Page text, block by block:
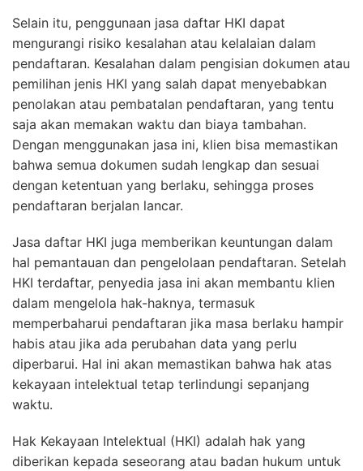
Selain itu, penggunaan jasa daftar HKI dapat
mengurangi risiko kesalahan atau kelalaian dalam
pendaftaran. Kesalahan dalam pengisian dokumen atau
pemilihan jenis HKI yang salah dapat menyebabkan
penolakan atau pembatalan pendaftaran, yang tentu
saja akan memakan waktu dan biaya tambahan.
Dengan menggunakan jasa ini, klien bisa memastikan
bahwa semua dokumen sudah lengkap dan sesuai
dengan ketentuan yang berlaku, sehingga proses
pendaftaran berjalan lancar.
Jasa daftar HKI juga memberikan keuntungan dalam
hal pemantauan dan pengelolaan pendaftaran. Setelah
HKI terdaftar, penyedia jasa ini akan membantu klien
dalam mengelola hak-haknya, termasuk
memperbaharui pendaftaran jika masa berlaku hampir
habis atau jika ada perubahan data yang perlu
diperbarui. Hal ini akan memastikan bahwa hak atas
kekayaan intelektual tetap terlindungi sepanjang
waktu.
Hak Kekayaan Intelektual (HKI) adalah hak yang
diberikan kepada seseorang atau badan hukum untuk